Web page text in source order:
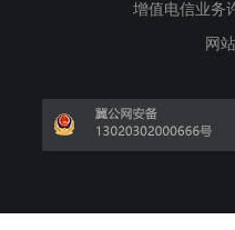
增值电信业务
网